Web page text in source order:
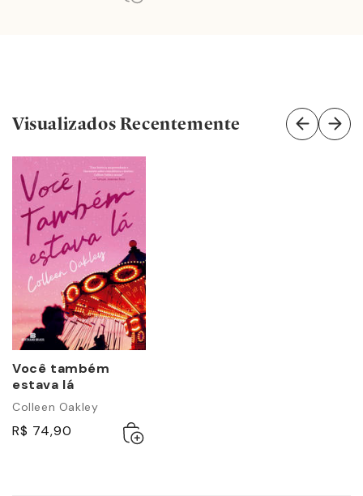
nele por muito, muito tempo.” - Sally Hepworth
amor, os caminhos do destinho e as escolhas que
precisamos fazer, em um romance que vai te deixar
debulhando-se em lágrimas.” - Kirkus
Visualizados Recentemente
Você também
estava lá
Colleen Oakley
R$ 74,90
Adicionar
ao
Esgotado